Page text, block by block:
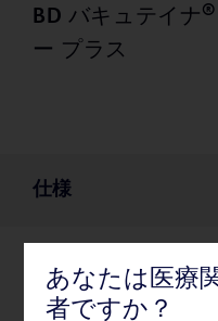
BD バキュテイナ ®
ー プラス
仕様
仕様
あなたは医療
者ですか？